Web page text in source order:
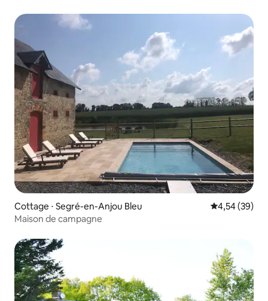
Cottage ⋅ Segré-en-Anjou Bleu Évaluation
4,54 (39)
Maison de campagne